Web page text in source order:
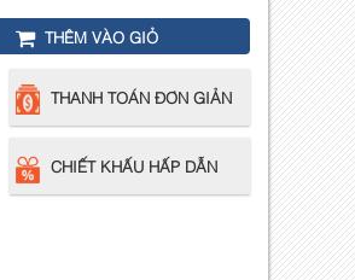
THÊM VÀO GIỎ
THANH TOÁN ĐƠN GIẢN
CHIẾT KHẤU HẤP DẪN